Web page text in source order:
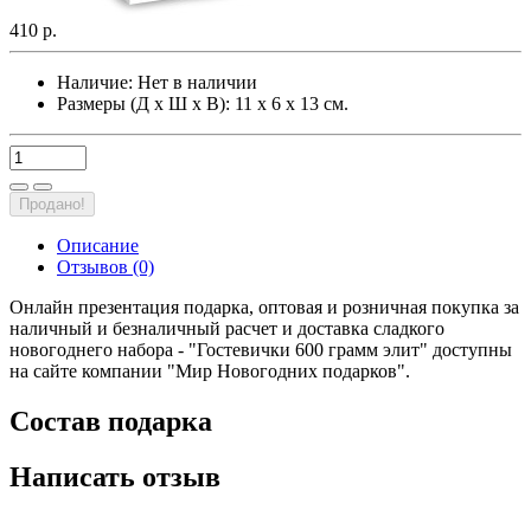
410 р.
Наличие: Нет в наличии
Размеры (Д х Ш х В): 11 х 6 х 13 см.
Продано!
Описание
Отзывов (0)
Онлайн презентация подарка, оптовая и розничная покупка за
наличный и безналичный расчет и доставка сладкого
новогоднего набора - "Гостевички 600 грамм элит" доступны
на сайте компании "Мир Новогодних подарков".
Состав подарка
Написать отзыв